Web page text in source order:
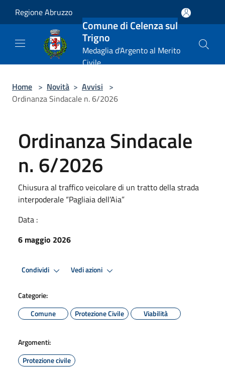
Regione Abruzzo
Comune di Celenza sul
Trigno
Medaglia d'Argento al Merito
Civile
Home > Novità > Avvisi >
Ordinanza Sindacale n. 6/2026
Ordinanza Sindacale
n. 6/2026
Chiusura al traffico veicolare di un tratto della strada
interpoderale “Pagliaia dell’Aia”
Data :
6 maggio 2026
Condividi Vedi azioni
Categorie:
Comune
Protezione Civile Viabilità
Argomenti:
Protezione civile